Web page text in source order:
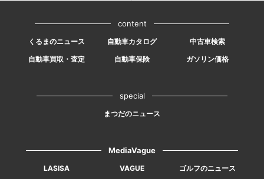
content
くるまのニュース 自動車カタログ
中古車検索
自動車買取・査定
自動車保険 ガソリン価格
special
まつだのニュース
MediaVague
LASISA VAGUE ゴルフのニュース